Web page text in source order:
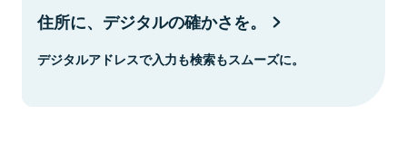
住所に、デジタルの確かさを。
デジタルアドレスで入力も検索もスムーズに。